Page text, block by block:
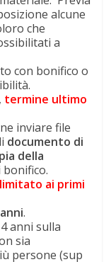
alcune
che
a
con bonifico o
termine ultimo
inviare file
documento di
della
bonifico.
ai primi
.
anni sulla
sia
persone (sup